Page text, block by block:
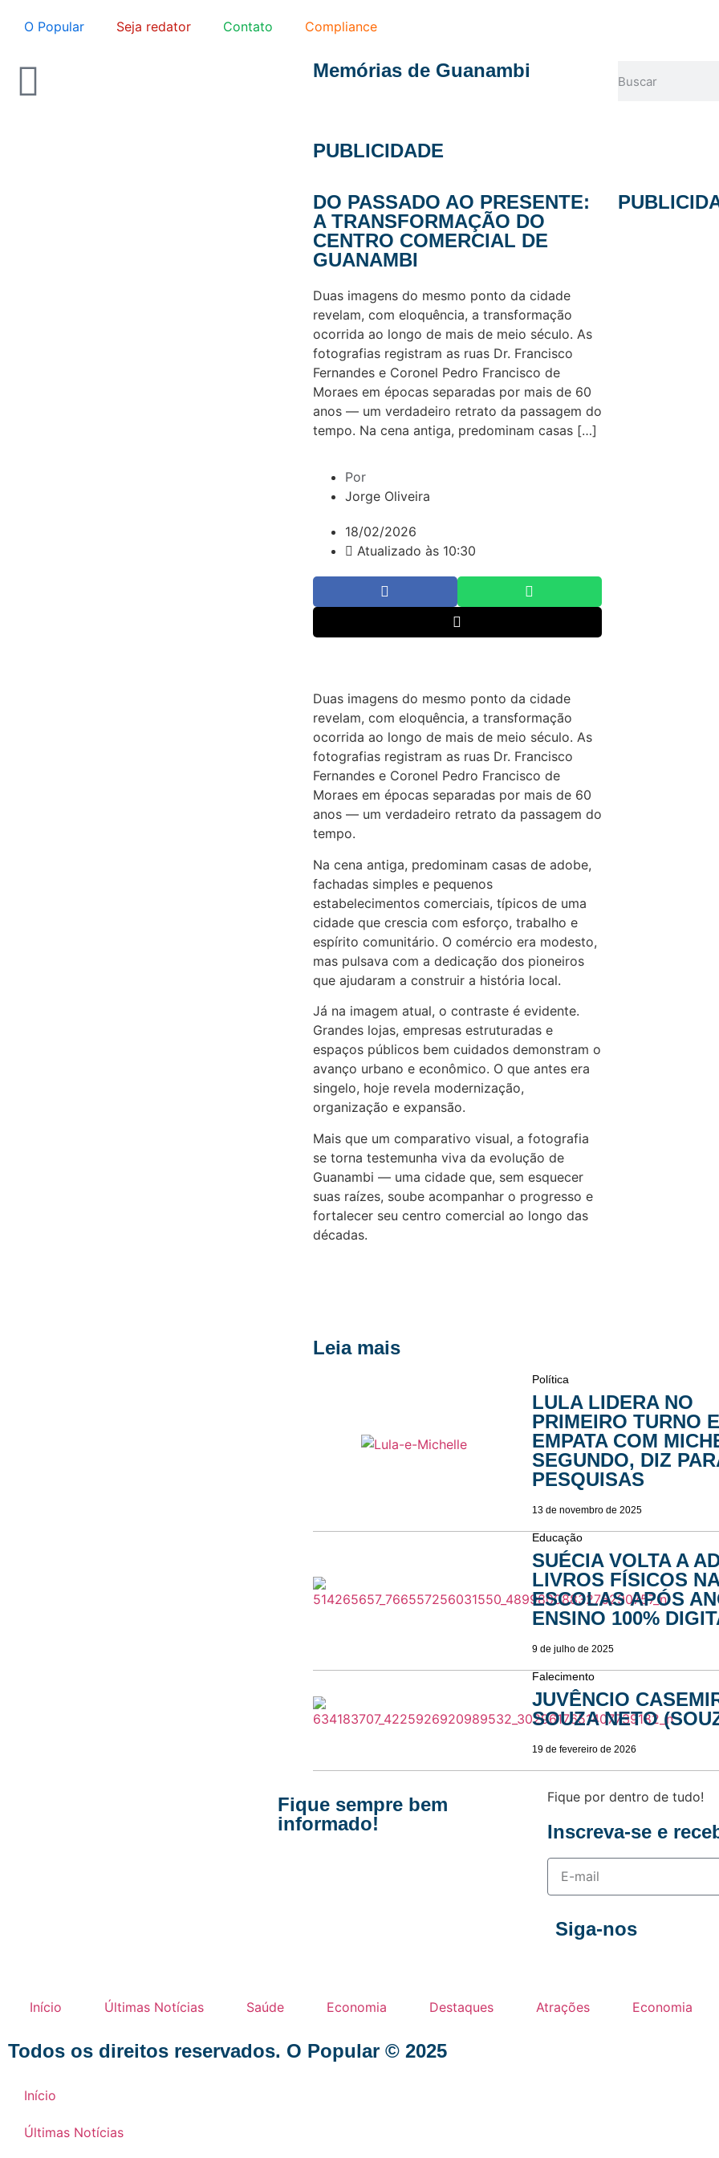
O Popular Seja redator Contato Compliance
Memórias de Guanambi
PUBLICIDADE
DO PASSADO AO PRESENTE:
A TRANSFORMAÇÃO DO
CENTRO COMERCIAL DE
GUANAMBI
Duas imagens do mesmo ponto da cidade
revelam, com eloquência, a transformação
ocorrida ao longo de mais de meio século. As
fotografias registram as ruas Dr. Francisco
Fernandes e Coronel Pedro Francisco de
Moraes em épocas separadas por mais de 60
anos — um verdadeiro retrato da passagem do
tempo. Na cena antiga, predominam casas […]
Por
Jorge Oliveira
18/02/2026
Atualizado às 10:30
Duas imagens do mesmo ponto da cidade
revelam, com eloquência, a transformação
ocorrida ao longo de mais de meio século. As
fotografias registram as ruas Dr. Francisco
Fernandes e Coronel Pedro Francisco de
Moraes em épocas separadas por mais de 60
anos — um verdadeiro retrato da passagem do
tempo.
Na cena antiga, predominam casas de adobe,
fachadas simples e pequenos
estabelecimentos comerciais, típicos de uma
cidade que crescia com esforço, trabalho e
espírito comunitário. O comércio era modesto,
mas pulsava com a dedicação dos pioneiros
que ajudaram a construir a história local.
Já na imagem atual, o contraste é evidente.
Grandes lojas, empresas estruturadas e
espaços públicos bem cuidados demonstram o
avanço urbano e econômico. O que antes era
singelo, hoje revela modernização,
organização e expansão.
Mais que um comparativo visual, a fotografia
se torna testemunha viva da evolução de
Guanambi — uma cidade que, sem esquecer
suas raízes, soube acompanhar o progresso e
fortalecer seu centro comercial ao longo das
décadas.
Leia mais
Política
LULA LIDERA NO
PRIMEIRO TURNO E
EMPATA COM
SEGUNDO, DIZ
PESQUISAS
13 de novembro de 2025
Educação
SUÉCIA VOLTA A
LIVROS FÍSICOS
ESCOLAS APÓS
ENSINO 100%
9 de julho de 2025
Falecimento
JUVÊNCIO
SOUZA NETO
19 de fevereiro de 2026
Fique sempre bem
informado!
Fique por dentro de tudo!
Inscreva-se e
Siga-nos
Início Últimas Notícias Saúde Economia Destaques Atrações Economia
Todos os direitos reservados. O Popular © 2025
Início
Últimas Notícias